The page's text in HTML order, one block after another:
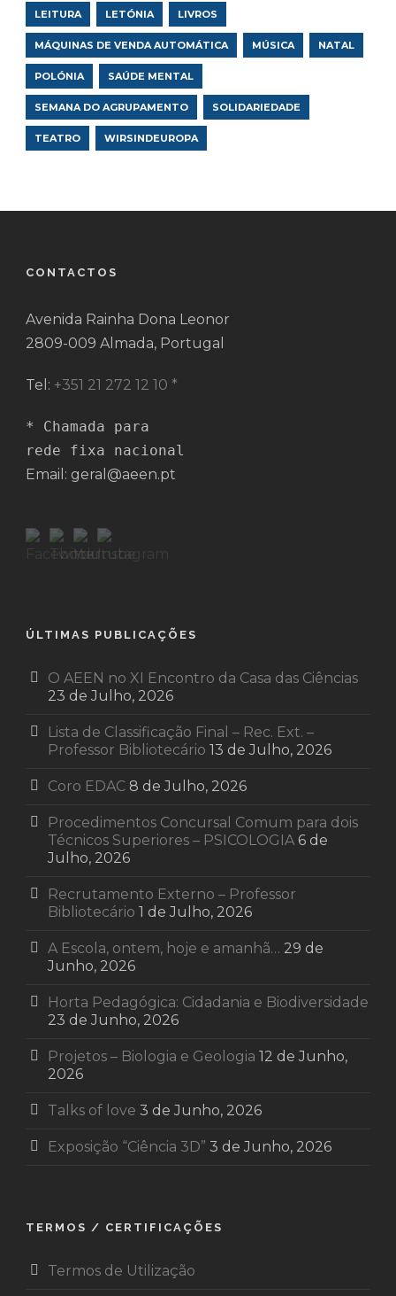
LEITURA LETÓNIA LIVROS
MÁQUINAS DE VENDA AUTOMÁTICA MÚSICA NATAL
POLÓNIA SAÚDE MENTAL
SEMANA DO AGRUPAMENTO SOLIDARIEDADE
TEATRO WIRSINDEUROPA
CONTACTOS
Avenida Rainha Dona Leonor
2809-009 Almada, Portugal
Tel: +351 21 272 12 10 *
* Chamada para
rede fixa nacional
Email: geral@aeen.pt
ÚLTIMAS PUBLICAÇÕES
O AEEN no XI Encontro da Casa das Ciências
23 de Julho, 2026
Lista de Classificação Final – Rec. Ext. –
Professor Bibliotecário 13 de Julho, 2026
Coro EDAC 8 de Julho, 2026
Procedimentos Concursal Comum para dois
Técnicos Superiores – PSICOLOGIA 6 de
Julho, 2026
Recrutamento Externo – Professor
Bibliotecário 1 de Julho, 2026
A Escola, ontem, hoje e amanhã… 29 de
Junho, 2026
Horta Pedagógica: Cidadania e Biodiversidade
23 de Junho, 2026
Projetos – Biologia e Geologia 12 de Junho,
2026
Talks of love 3 de Junho, 2026
Exposição “Ciência 3D” 3 de Junho, 2026
TERMOS / CERTIFICAÇÕES
Termos de Utilização